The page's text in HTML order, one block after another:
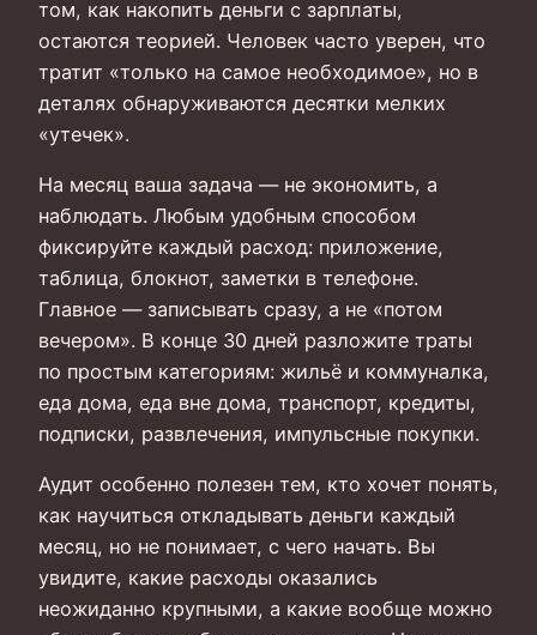
том, как накопить деньги с зарплаты,
остаются теорией. Человек часто уверен, что
тратит «только на самое необходимое», но в
деталях обнаруживаются десятки мелких
«утечек».
На месяц ваша задача — не экономить, а
наблюдать. Любым удобным способом
фиксируйте каждый расход: приложение,
таблица, блокнот, заметки в телефоне.
Главное — записывать сразу, а не «потом
вечером». В конце 30 дней разложите траты
по простым категориям: жильё и коммуналка,
еда дома, еда вне дома, транспорт, кредиты,
подписки, развлечения, импульсные покупки.
Аудит особенно полезен тем, кто хочет понять,
как научиться откладывать деньги каждый
месяц, но не понимает, с чего начать. Вы
увидите, какие расходы оказались
неожиданно крупными, а какие вообще можно